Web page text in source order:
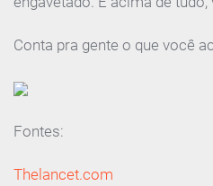
Conta pra gente o que você
Fontes:
Thelancet.com